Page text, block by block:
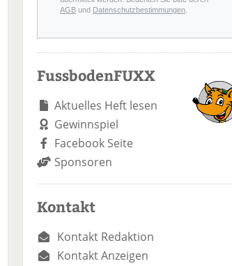
AGB und Datenschutzbestimmungen.
FussbodenFUXX
Aktuelles Heft lesen
Gewinnspiel
Facebook Seite
Sponsoren
Kontakt
Kontakt Redaktion
Kontakt Anzeigen